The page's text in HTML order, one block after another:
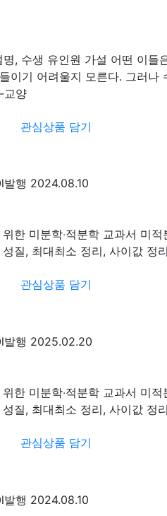
, 수생 유인원 가설 어떤 이
이기 어려울지 모른다. 그러나
교양
관심상품 담기
l발행 2024.08.10
한 미분학‧적분학 교과서 미
질, 최대최소 정리, 사이값 정
관심상품 담기
l발행 2025.02.20
한 미분학‧적분학 교과서 미
질, 최대최소 정리, 사이값 정
관심상품 담기
l발행 2024.08.10